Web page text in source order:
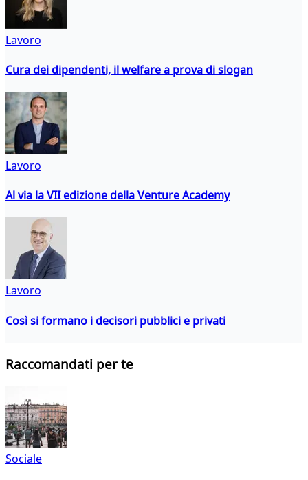
Lavoro
Cura dei dipendenti, il welfare a prova di slogan
Lavoro
Al via la VII edizione della Venture Academy
Lavoro
Così si formano i decisori pubblici e privati
Raccomandati per te
Sociale